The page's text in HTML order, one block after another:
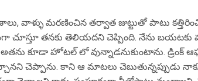
వాళ్ళు మరణించిన తర్వాత జుట్టుతో పాటు
చూస్తూ తనకు తెలియదని చెప్పింది. నేను బయటకు
కూడా హోటల్ లో వున్నాడనుకుంటాను. డ్రింక్
చెప్పాను. కాని ఆ మాటలు చెబుతున్నప్పుడు నాకు